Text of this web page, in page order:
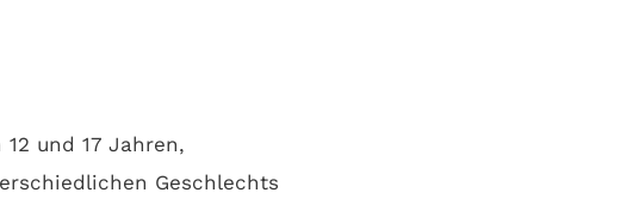
und 17 Jahren,
Geschlechts